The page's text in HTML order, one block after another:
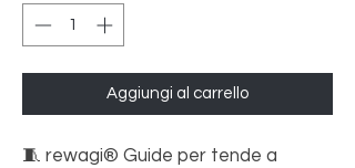
Aggiungi al carrello
🧵 rewagi® Guide per tende a